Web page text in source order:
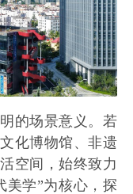
的场景意义。若
化博物馆、非遗
空间，始终致力
美学”为核心，探